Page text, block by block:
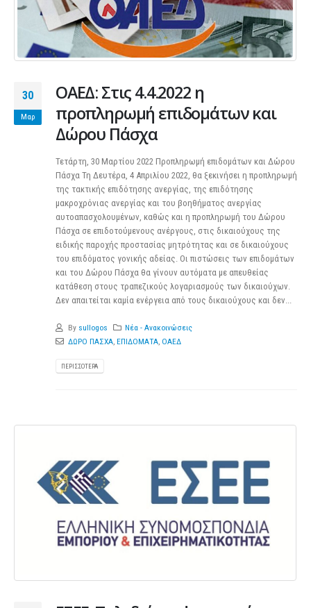
30
Μαρ
ΟΑΕΔ: Στις 4.4.2022 η
προπληρωμή επιδομάτων και
Δώρου Πάσχα
Τετάρτη, 30 Μαρτίου 2022 Προπληρωμή επιδομάτων και Δώρου
Πάσχα Τη Δευτέρα, 4 Απριλίου 2022, θα ξεκινήσει η προπληρωμή
της τακτικής επιδότησης ανεργίας, της επιδότησης
μακροχρόνιας ανεργίας και του βοηθήματος ανεργίας
αυτοαπασχολουμένων, καθώς και η προπληρωμή του Δώρου
Πάσχα σε επιδοτούμενους ανέργους, στις δικαιούχους της
ειδικής παροχής προστασίας μητρότητας και σε δικαιούχους
του επιδόματος γονικής αδείας. Οι πιστώσεις των επιδομάτων
και του Δώρου Πάσχα θα γίνουν αυτόματα με απευθείας
κατάθεση στους τραπεζικούς λογαριασμούς των δικαιούχων.
Δεν απαιτείται καμία ενέργεια από τους δικαιούχους και δεν...
By sullogos
Νέα - Ανακοινώσεις
ΔΩΡΟ ΠΑΣΧΑ, ΕΠΙΔΟΜΑΤΑ, ΟΑΕΔ
ΠΕΡΙΣΣΌΤΕΡΑ